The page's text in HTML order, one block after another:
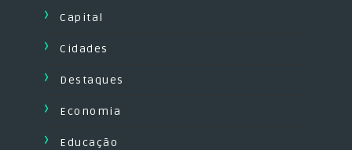
Capital
Cidades
Destaques
Economia
Educação